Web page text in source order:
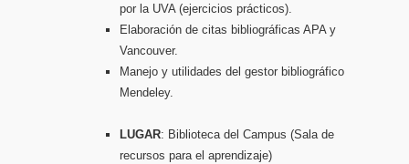
por la UVA (ejercicios prácticos).
Elaboración de citas bibliográficas APA y
Vancouver.
Manejo y utilidades del gestor bibliográfico
Mendeley.
LUGAR: Biblioteca del Campus (Sala de
recursos para el aprendizaje)